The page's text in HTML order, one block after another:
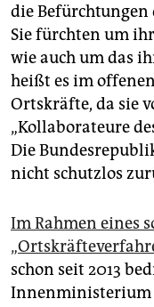
die
Sie fürchten um
wie auch um das
heißt es im
Ortskräfte, da sie
„Kollaborateure
Die
nicht schutzlos
Im Rahmen eines
schon seit 2013
Innenministerium